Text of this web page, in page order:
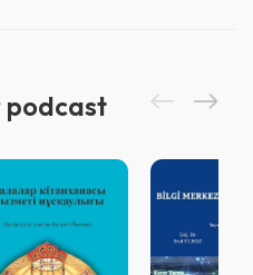
podcast
başarılı.